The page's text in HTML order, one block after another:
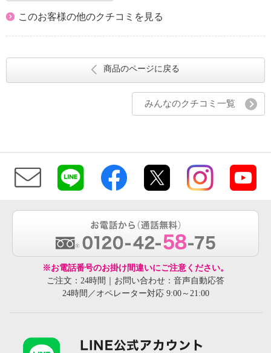
このお客様の他のクチコミを見る
商品のページに戻る
みんなのクチコミ一覧
※お電話番号のお掛け間違いにご注意ください。
ご注文：24時間｜お問い合わせ：音声自動応答
24時間／オペレーター対応 9:00～21:00